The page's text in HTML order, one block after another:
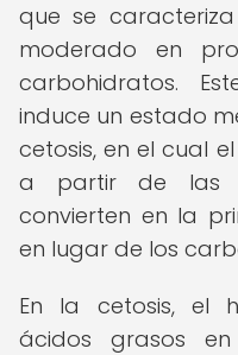
que se
moderado en
carbohidratos.
induce un estado
cetosis, en el cual
a partir de las
convierten en la
en lugar de los
En la cetosis, el
ácidos grasos